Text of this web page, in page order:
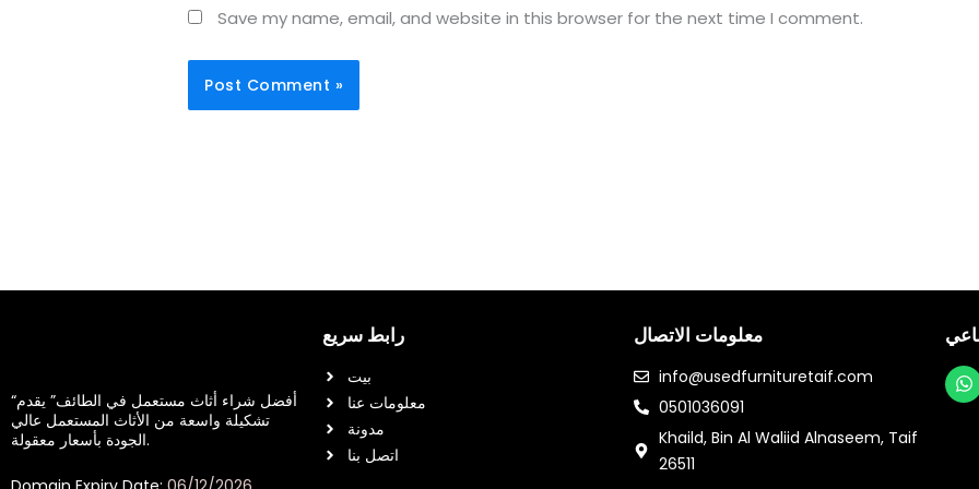
Save my name, email, and website in this browser for the next time I comment.
“أفضل شراء أثاث مستعمل في الطائف” يقدم
تشكيلة واسعة من الأثاث المستعمل عالي
الجودة بأسعار معقولة.
رابط سريع
بيت
معلومات عنا
مدونة
اتصل بنا
معلومات الاتصال
info@usedfurnituretaif.com
0501036091
Khaild, Bin Al Waliid Alnaseem, Taif
26511